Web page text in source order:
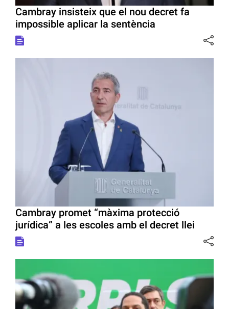
Cambray insisteix que el nou decret fa
impossible aplicar la sentència
Cambray promet “màxima protecció
jurídica” a les escoles amb el decret llei